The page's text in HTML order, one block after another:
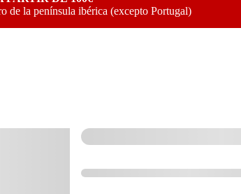
de la península ibérica (excepto Portugal)